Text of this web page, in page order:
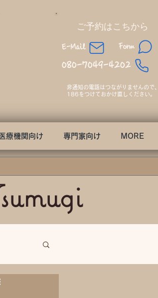
080-7049-4202
​ご予約はこちから
E-Mail Form
非通知の電話はつながりませんので、​
186をつけておかけ直しください。
療機関向け 専門家向け MORE